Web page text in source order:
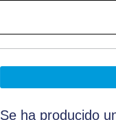
Se ha producido